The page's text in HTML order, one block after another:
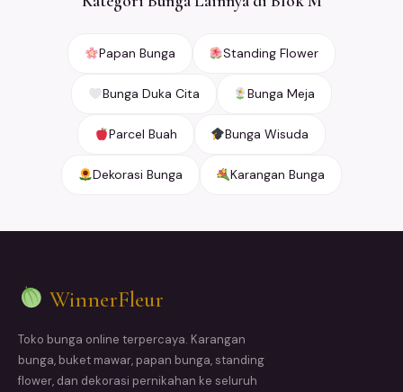
Papan Bunga Standing Flower
Bunga Duka Cita Bunga Meja
Parcel Buah Bunga Wisuda
Dekorasi Bunga Karangan Bunga
WinnerFleur
Toko bunga online terpercaya. Karangan
bunga, buket mawar, papan bunga, standing
flower, dan dekorasi pernikahan ke seluruh